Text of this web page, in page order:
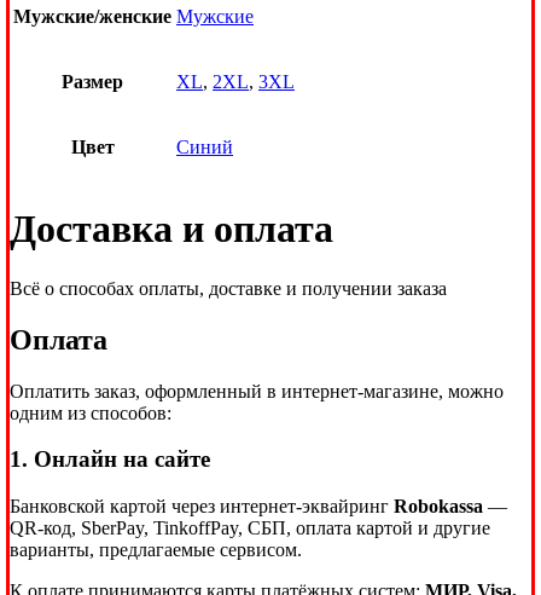
Мужские/женские Мужские
Размер XL, 2XL, 3XL
Цвет Синий
Доставка и оплата
Всё о способах оплаты, доставке и получении заказа
Оплата
Оплатить заказ, оформленный в интернет-магазине, можно
одним из способов:
1. Онлайн на сайте
Банковской картой через интернет-эквайринг Robokassa —
QR-код, SberPay, TinkoffPay, СБП, оплата картой и другие
варианты, предлагаемые сервисом.
К оплате принимаются карты платёжных систем: МИР, Visa,